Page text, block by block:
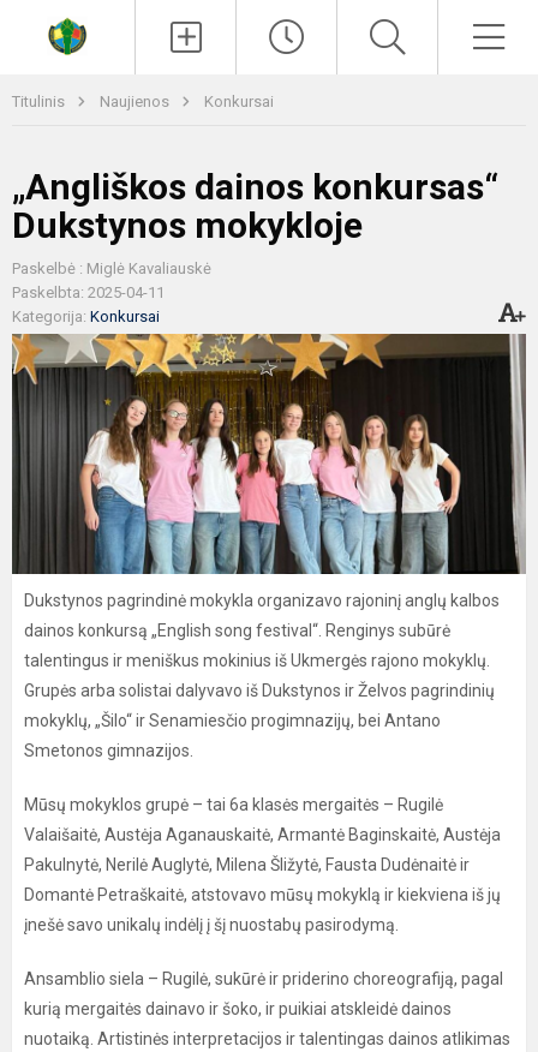
Titulinis Naujienos Konkursai
„Angliškos dainos konkursas“
Dukstynos mokykloje
Paskelbė : Miglė Kavaliauskė
Paskelbta: 2025-04-11
Kategorija: Konkursai
Dukstynos pagrindinė mokykla organizavo rajoninį anglų kalbos
dainos konkursą „English song festival“. Renginys subūrė
talentingus ir meniškus mokinius iš Ukmergės rajono mokyklų.
Grupės arba solistai dalyvavo iš Dukstynos ir Želvos pagrindinių
mokyklų, „Šilo“ ir Senamiesčio progimnazijų, bei Antano
Smetonos gimnazijos.
Mūsų mokyklos grupė – tai 6a klasės mergaitės – Rugilė
Valaišaitė, Austėja Aganauskaitė, Armantė Baginskaitė, Austėja
Pakulnytė, Nerilė Auglytė, Milena Šližytė, Fausta Dudėnaitė ir
Domantė Petraškaitė, atstovavo mūsų mokyklą ir kiekviena iš jų
įnešė savo unikalų indėlį į šį nuostabų pasirodymą.
Ansamblio siela – Rugilė, sukūrė ir priderino choreografiją, pagal
kurią mergaitės dainavo ir šoko, ir puikiai atskleidė dainos
nuotaiką. Artistinės interpretacijos ir talentingas dainos atlikimas